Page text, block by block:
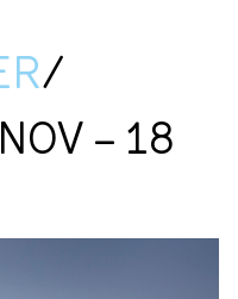
/
– 18